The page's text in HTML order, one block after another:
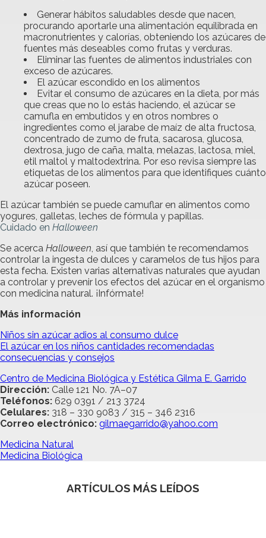
Generar hábitos saludables desde que nacen,
procurando aportarle una alimentación equilibrada en
macronutrientes y calorías, obteniendo los azúcares de
fuentes más deseables como frutas y verduras.
Eliminar las fuentes de alimentos industriales con
exceso de azúcares.
El azúcar escondido en los alimentos
Evitar el consumo de azúcares en la dieta, por más
que creas que no lo estás haciendo, el azúcar se
camufla en embutidos y en otros nombres o
ingredientes como el jarabe de maíz de alta fructosa,
concentrado de zumo de fruta, sacarosa, glucosa,
dextrosa, jugo de caña, malta, melazas, lactosa, miel,
etil maltol y maltodextrina. Por eso revisa siempre las
etiquetas de los alimentos para que identifiques cuánto
azúcar poseen.
El azúcar también se puede camuflar en alimentos como
yogures, galletas, leches de fórmula y papillas.
Cuidado en Halloween
Se acerca Halloween , así que también te recomendamos
controlar la ingesta de dulces y caramelos de tus hijos para
esta fecha. Existen varias alternativas naturales que ayudan
a controlar y prevenir los efectos del azúcar en el organismo
con medicina natural. ¡Infórmate!
Más información
Niños sin azúcar adios al consumo dulce
El azúcar en los niños cantidades recomendadas
consecuencias y consejos
Centro de Medicina Biológica y Estética Gilma E. Garrido
Dirección: Calle 121 No. 7A–07
Teléfonos: 629 0391 / 213 3724
Celulares: 318 – 330 9083 / 315 – 346 2316
Correo electrónico: gilmaegarrido@yahoo.com
Medicina Natural
Medicina Biológica
ARTÍCULOS MÁS LEÍDOS